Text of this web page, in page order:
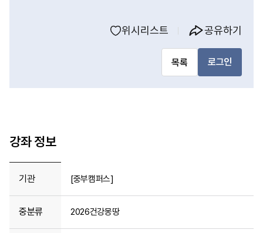
위시리스트 공유하기
목록 로그인
강좌 정보
기관 [중부캠퍼스]
중분류 2026건강몽땅